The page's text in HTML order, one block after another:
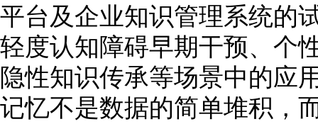
平台及企业知识管理系统的
轻度认知障碍早期干预、个
隐性知识传承等场景中的应
记忆不是数据的简单堆积，